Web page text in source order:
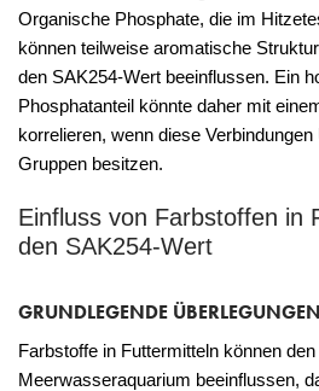
Organische Phosphate, die im
können teilweise aromatische
den SAK254-Wert beeinflussen. Ein
Phosphatanteil könnte daher mit
korrelieren, wenn diese
Gruppen besitzen.
Einfluss von Farbstoffen in
den SAK254-Wert
GRUNDLEGENDE ÜBERLEGUNGEN
Farbstoffe in Futtermitteln können
Meerwasseraquarium beeinflussen,